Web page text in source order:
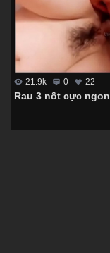
21.9k 0 22
Rau 3 nốt cực ngon